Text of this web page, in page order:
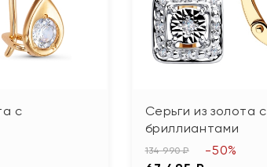
с
Серьги из золота с
бриллиантами
134 990 ₽ -50%